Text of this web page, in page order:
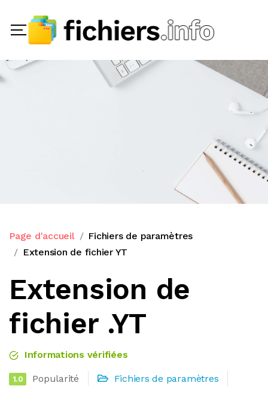
Page d'accueil
Fichiers de paramètres
Extension de fichier YT
Extension de
fichier .YT
Informations vérifiées
1.0 Popularité Fichiers de paramètres